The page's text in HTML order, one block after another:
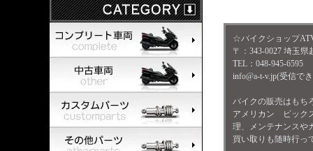
☆バイクショップ
〒：343-0027 埼玉県
TEL：048-945-6595
info@a-t-v.jp(受信で
バイクの販売はもち
アメリカン ビック
理、メンテナンスや
買い取りも随時行っ